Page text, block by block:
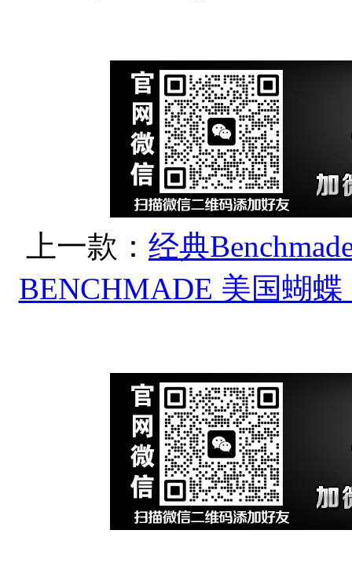
上一款： 经典
BENCHMADE 美国蝴